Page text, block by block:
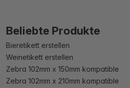
Beliebte Produkte
Bieretikett erstellen
Weinetikett erstellen
Zebra 102mm x 150mm kompatible
Zebra 102mm x 210mm kompatible